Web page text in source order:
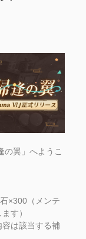
翼」へようこ
×300（メンテ
す）
は該当する補